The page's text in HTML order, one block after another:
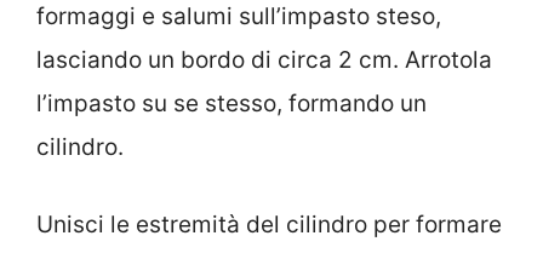
formaggi e salumi sull’impasto steso,
lasciando un bordo di circa 2 cm. Arrotola
l’impasto su se stesso, formando un
cilindro.
Unisci le estremità del cilindro per formare